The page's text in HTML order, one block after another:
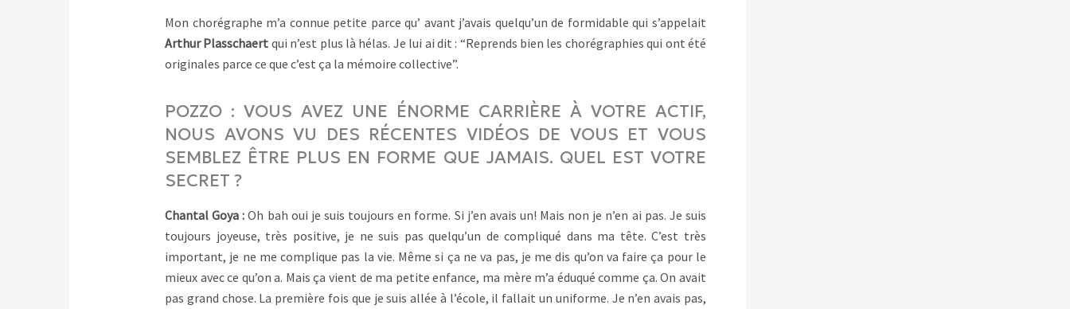
Mon chorégraphe m’a connue petite parce qu’ avant j’avais quelqu’un de formidable qui s’appelait
Arthur Plasschaert qui n’est plus là hélas. Je lui ai dit : “Reprends bien les chorégraphies qui ont été
originales parce ce que c’est ça la mémoire collective”.
POZZO : VOUS AVEZ UNE ÉNORME CARRIÈRE À VOTRE ACTIF,
NOUS AVONS VU DES RÉCENTES VIDÉOS DE VOUS ET VOUS
SEMBLEZ ÊTRE PLUS EN FORME QUE JAMAIS. QUEL EST VOTRE
SECRET ?
Chantal Goya : Oh bah oui je suis toujours en forme. Si j’en avais un! Mais non je n’en ai pas. Je suis
toujours joyeuse, très positive, je ne suis pas quelqu’un de compliqué dans ma tête. C’est très
important, je ne me complique pas la vie. Même si ça ne va pas, je me dis qu’on va faire ça pour le
mieux avec ce qu’on a. Mais ça vient de ma petite enfance, ma mère m’a éduqué comme ça. On avait
pas grand chose. La première fois que je suis allée à l’école, il fallait un uniforme. Je n’en avais pas,